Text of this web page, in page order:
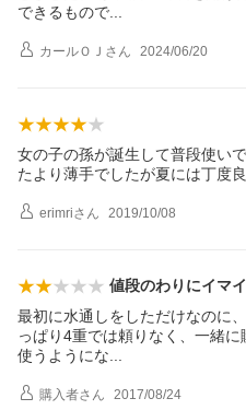
できるもので
カールＯＪ さん 2024/06/20
女の子の孫が誕生して普段使い
たより薄手でしたが夏には丁度
erimriさん 2019/10/08
値段のわりにイマ
最初に水通しをしただけなのに
っぱり4重では頼りなく、一緒
使うようにな
購入者さん 2017/08/24